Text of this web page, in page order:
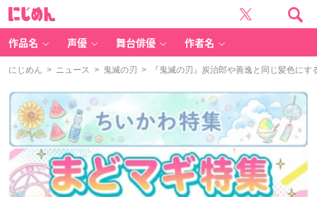
作品名 声優 舞台俳優 作者名
にじめん > ニュース > 鬼滅の刃 > 『鬼滅の刃』炭治郎や善逸と同じ髪色にす